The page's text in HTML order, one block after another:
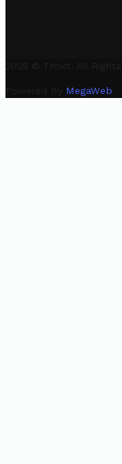
2025 © Trovit. All Rights
Powered By MegaWeb